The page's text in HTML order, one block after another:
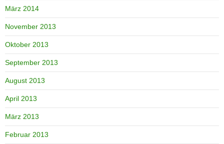
März 2014
November 2013
Oktober 2013
September 2013
August 2013
April 2013
März 2013
Februar 2013